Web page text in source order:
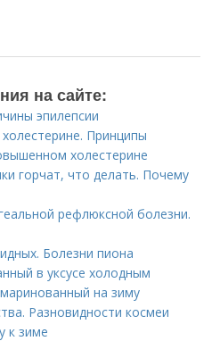
на сайте:
эпилепсии
Принципы
холестерине
горчат, что делать. Почему
рефлюксной болезни.
Болезни пиона
в уксусе холодным
на зиму
Разновидности космеи
к зиме